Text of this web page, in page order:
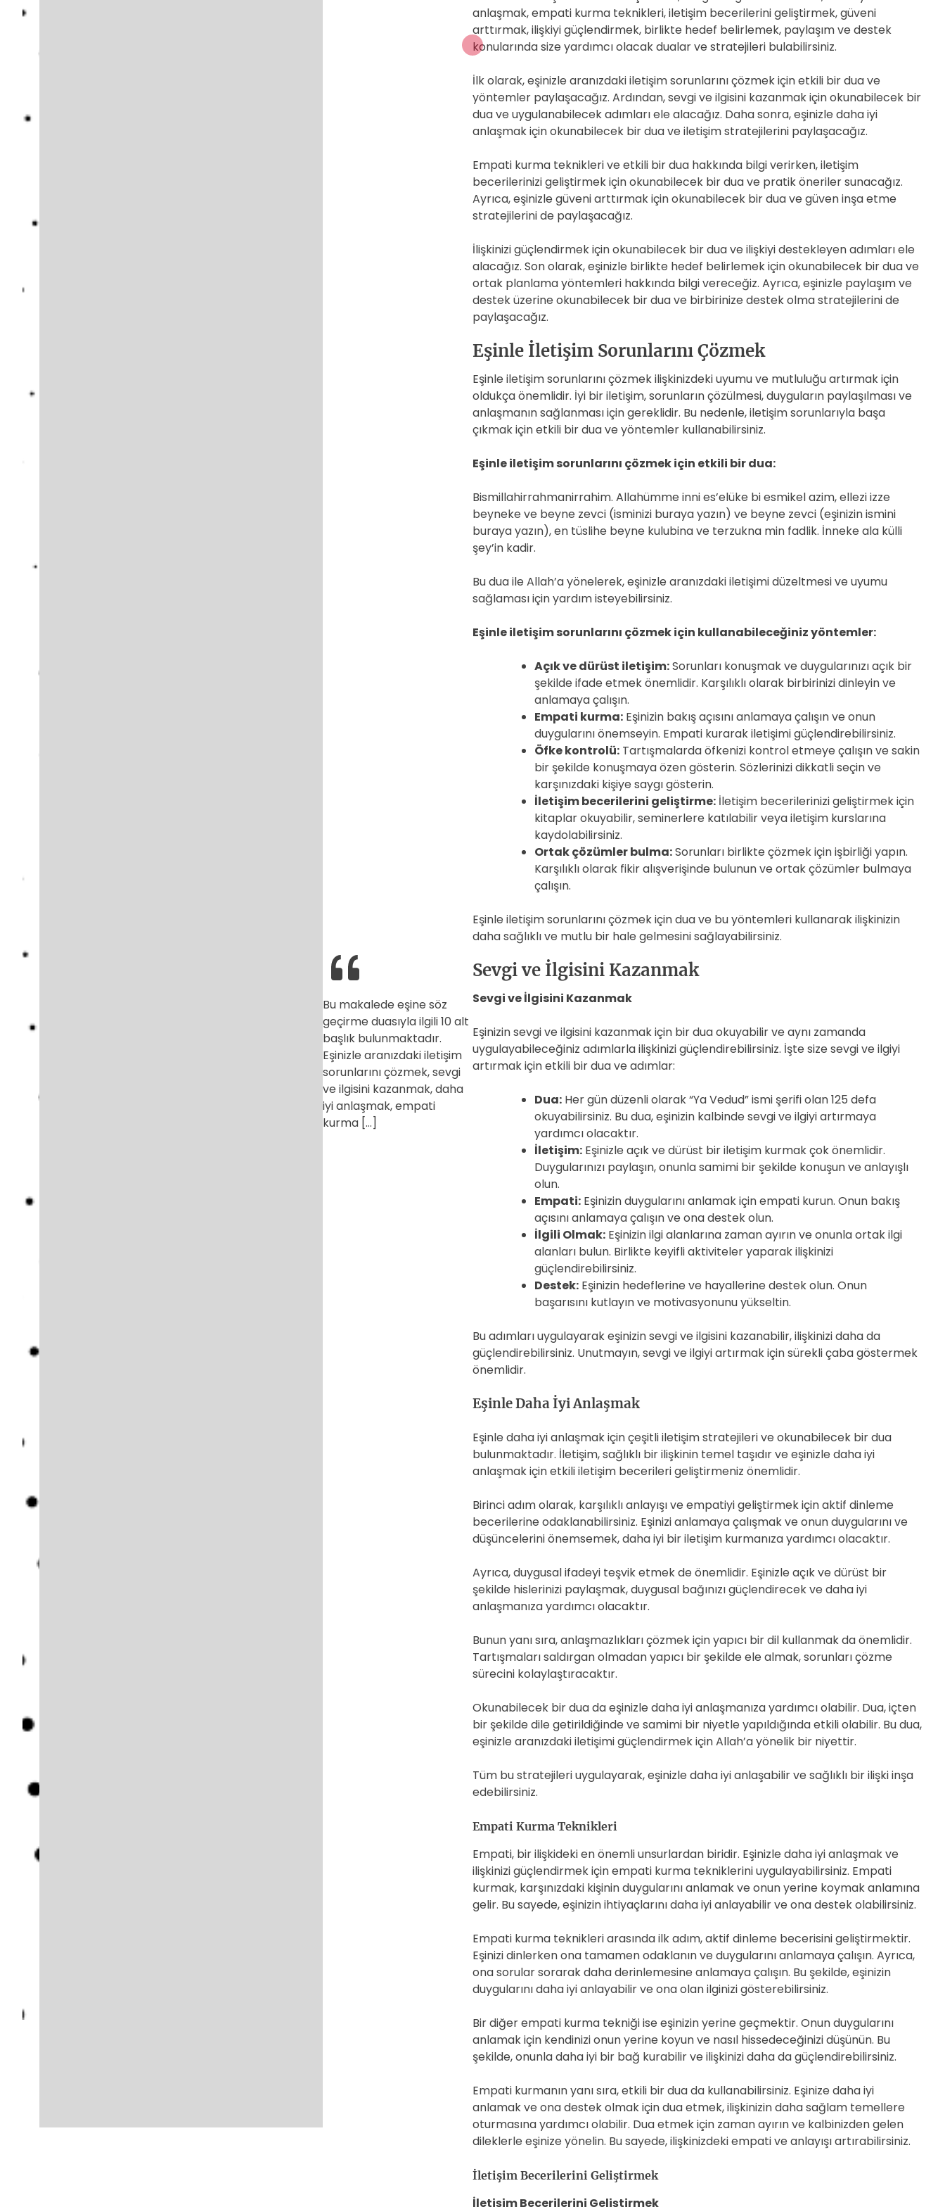
D
E
Bu makalede eşine söz
geçirme duasıyla ilgili 10 alt
başlık bulunmaktadır.
Eşinizle aranızdaki iletişim
sorunlarını çözmek, sevgi
ve ilgisini kazanmak, daha
iyi anlaşmak, empati
kurma […]
anlaşmak, empati kurma teknikleri, iletişim becerilerini geliştirmek, güveni
arttırmak, ilişkiyi güçlendirmek, birlikte hedef belirlemek, paylaşım ve destek
konularında size yardımcı olacak dualar ve stratejileri bulabilirsiniz.
İlk olarak, eşinizle aranızdaki iletişim sorunlarını çözmek için etkili bir dua ve
yöntemler paylaşacağız. Ardından, sevgi ve ilgisini kazanmak için okunabilecek bir
dua ve uygulanabilecek adımları ele alacağız. Daha sonra, eşinizle daha iyi
anlaşmak için okunabilecek bir dua ve iletişim stratejilerini paylaşacağız.
Empati kurma teknikleri ve etkili bir dua hakkında bilgi verirken, iletişim
becerilerinizi geliştirmek için okunabilecek bir dua ve pratik öneriler sunacağız.
Ayrıca, eşinizle güveni arttırmak için okunabilecek bir dua ve güven inşa etme
stratejilerini de paylaşacağız.
İlişkinizi güçlendirmek için okunabilecek bir dua ve ilişkiyi destekleyen adımları ele
alacağız. Son olarak, eşinizle birlikte hedef belirlemek için okunabilecek bir dua ve
ortak planlama yöntemleri hakkında bilgi vereceğiz. Ayrıca, eşinizle paylaşım ve
destek üzerine okunabilecek bir dua ve birbirinize destek olma stratejilerini de
paylaşacağız.
Eşinle İletişim Sorunlarını Çözmek
Eşinle iletişim sorunlarını çözmek ilişkinizdeki uyumu ve mutluluğu artırmak için
oldukça önemlidir. İyi bir iletişim, sorunların çözülmesi, duyguların paylaşılması ve
anlaşmanın sağlanması için gereklidir. Bu nedenle, iletişim sorunlarıyla başa
çıkmak için etkili bir dua ve yöntemler kullanabilirsiniz.
Eşinle iletişim sorunlarını çözmek için etkili bir dua:
Bismillahirrahmanirrahim. Allahümme inni es’elüke bi esmikel azim, ellezi izze
beyneke ve beyne zevci (isminizi buraya yazın) ve beyne zevci (eşinizin ismini
buraya yazın), en tüslihe beyne kulubina ve terzukna min fadlik. İnneke ala külli
şey’in kadir.
Bu dua ile Allah’a yönelerek, eşinizle aranızdaki iletişimi düzeltmesi ve uyumu
sağlaması için yardım isteyebilirsiniz.
Eşinle iletişim sorunlarını çözmek için kullanabileceğiniz yöntemler:
Açık ve dürüst iletişim:Sorunları konuşmak ve duygularınızı açık bir
şekilde ifade etmek önemlidir. Karşılıklı olarak birbirinizi dinleyin ve
anlamaya çalışın.
Empati kurma: Eşinizin bakış açısını anlamaya çalışın ve onun
duygularını önemseyin. Empati kurarak iletişimi güçlendirebilirsiniz.
Öfke kontrolü: Tartışmalarda öfkenizi kontrol etmeye çalışın ve sakin
bir şekilde konuşmaya özen gösterin. Sözlerinizi dikkatli seçin ve
karşınızdaki kişiye saygı gösterin.
İletişim becerilerini geliştirme: İletişim becerilerinizi geliştirmek için
kitaplar okuyabilir, seminerlere katılabilir veya iletişim kurslarına
kaydolabilirsiniz.
Ortak çözümler bulma:Sorunları birlikte çözmek için işbirliği yapın.
Karşılıklı olarak fikir alışverişinde bulunun ve ortak çözümler bulmaya
çalışın.
Eşinle iletişim sorunlarını çözmek için dua ve bu yöntemleri kullanarak ilişkinizin
daha sağlıklı ve mutlu bir hale gelmesini sağlayabilirsiniz.
Sevgi ve İlgisini Kazanmak
Sevgi ve İlgisini Kazanmak
Eşinizin sevgi ve ilgisini kazanmak için bir dua okuyabilir ve aynı zamanda
uygulayabileceğiniz adımlarla ilişkinizi güçlendirebilirsiniz. İşte size sevgi ve ilgiyi
artırmak için etkili bir dua ve adımlar:
Dua: Her gün düzenli olarak “Ya Vedud” ismi şerifi olan 125 defa
okuyabilirsiniz. Bu dua, eşinizin kalbinde sevgi ve ilgiyi artırmaya
yardımcı olacaktır.
İletişim: Eşinizle açık ve dürüst bir iletişim kurmak çok önemlidir.
Duygularınızı paylaşın, onunla samimi bir şekilde konuşun ve anlayışlı
olun.
Empati: Eşinizin duygularını anlamak için empati kurun. Onun bakış
açısını anlamaya çalışın ve ona destek olun.
İlgili Olmak: Eşinizin ilgi alanlarına zaman ayırın ve onunla ortak ilgi
alanları bulun. Birlikte keyifli aktiviteler yaparak ilişkinizi
güçlendirebilirsiniz.
Destek: Eşinizin hedeflerine ve hayallerine destek olun. Onun
başarısını kutlayın ve motivasyonunu yükseltin.
Bu adımları uygulayarak eşinizin sevgi ve ilgisini kazanabilir, ilişkinizi daha da
güçlendirebilirsiniz. Unutmayın, sevgi ve ilgiyi artırmak için sürekli çaba göstermek
önemlidir.
Eşinle Daha İyi Anlaşmak
Eşinle daha iyi anlaşmak için çeşitli iletişim stratejileri ve okunabilecek bir dua
bulunmaktadır. İletişim, sağlıklı bir ilişkinin temel taşıdır ve eşinizle daha iyi
anlaşmak için etkili iletişim becerileri geliştirmeniz önemlidir.
Birinci adım olarak, karşılıklı anlayışı ve empatiyi geliştirmek için aktif dinleme
becerilerine odaklanabilirsiniz. Eşinizi anlamaya çalışmak ve onun duygularını ve
düşüncelerini önemsemek, daha iyi bir iletişim kurmanıza yardımcı olacaktır.
Ayrıca, duygusal ifadeyi teşvik etmek de önemlidir. Eşinizle açık ve dürüst bir
şekilde hislerinizi paylaşmak, duygusal bağınızı güçlendirecek ve daha iyi
anlaşmanıza yardımcı olacaktır.
Bunun yanı sıra, anlaşmazlıkları çözmek için yapıcı bir dil kullanmak da önemlidir.
Tartışmaları saldırgan olmadan yapıcı bir şekilde ele almak, sorunları çözme
sürecini kolaylaştıracaktır.
Okunabilecek bir dua da eşinizle daha iyi anlaşmanıza yardımcı olabilir. Dua, içten
bir şekilde dile getirildiğinde ve samimi bir niyetle yapıldığında etkili olabilir. Bu dua,
eşinizle aranızdaki iletişimi güçlendirmek için Allah’a yönelik bir niyettir.
Tüm bu stratejileri uygulayarak, eşinizle daha iyi anlaşabilir ve sağlıklı bir ilişki inşa
edebilirsiniz.
Empati Kurma Teknikleri
Empati, bir ilişkideki en önemli unsurlardan biridir. Eşinizle daha iyi anlaşmak ve
ilişkinizi güçlendirmek için empati kurma tekniklerini uygulayabilirsiniz. Empati
kurmak, karşınızdaki kişinin duygularını anlamak ve onun yerine koymak anlamına
gelir. Bu sayede, eşinizin ihtiyaçlarını daha iyi anlayabilir ve ona destek olabilirsiniz.
Empati kurma teknikleri arasında ilk adım, aktif dinleme becerisini geliştirmektir.
Eşinizi dinlerken ona tamamen odaklanın ve duygularını anlamaya çalışın. Ayrıca,
ona sorular sorarak daha derinlemesine anlamaya çalışın. Bu şekilde, eşinizin
duygularını daha iyi anlayabilir ve ona olan ilginizi gösterebilirsiniz.
Bir diğer empati kurma tekniği ise eşinizin yerine geçmektir. Onun duygularını
anlamak için kendinizi onun yerine koyun ve nasıl hissedeceğinizi düşünün. Bu
şekilde, onunla daha iyi bir bağ kurabilir ve ilişkinizi daha da güçlendirebilirsiniz.
Empati kurmanın yanı sıra, etkili bir dua da kullanabilirsiniz. Eşinize daha iyi
anlamak ve ona destek olmak için dua etmek, ilişkinizin daha sağlam temellere
oturmasına yardımcı olabilir. Dua etmek için zaman ayırın ve kalbinizden gelen
dileklerle eşinize yönelin. Bu sayede, ilişkinizdeki empati ve anlayışı artırabilirsiniz.
İletişim Becerilerini Geliştirmek
İletişim Becerilerini Geliştirmek